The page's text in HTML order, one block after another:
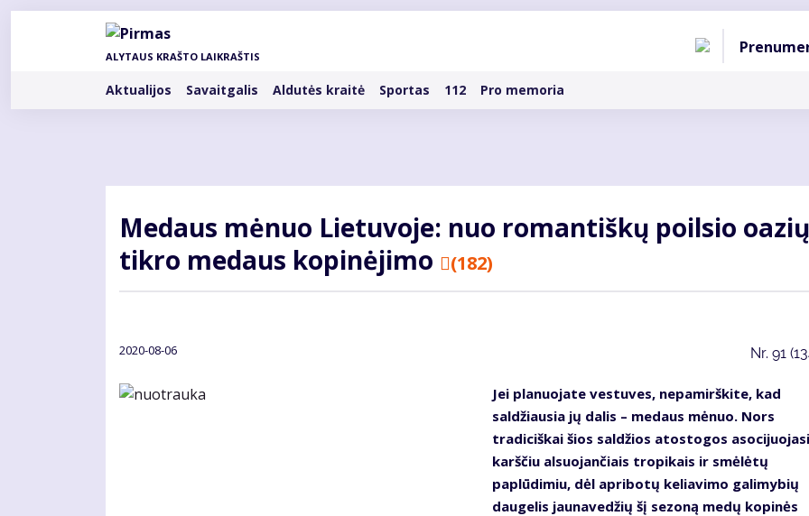
Pereiti
ALYTAUS KRAŠTO LAIKRAŠTIS
Rubrikos
Aktualijos Savaitgalis Aldutės kraitė Sportas 112 Pro memoria
Medaus mėnuo Lietuvoje: nuo romantiškų poilsio
tikro medaus kopinėjimo
(182)
2020-08-06 Nr. 91
Jei planuojate vestuves, nepamirškite, kad
saldžiausia jų dalis – medaus mėnuo. Nors
tradiciškai šios saldžios atostogos
karščiu alsuojančiais tropikais ir smėlėtų
paplūdimiu, dėl apribotų keliavimo galimybių
daugelis jaunavedžių šį sezoną medų kopinės